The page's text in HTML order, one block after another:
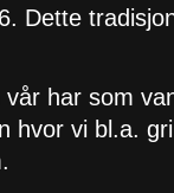
Dette
har som
hvor vi bl.a.